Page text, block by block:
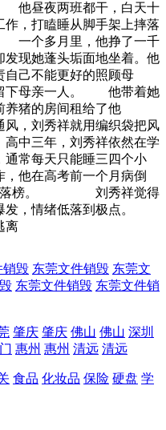
他昼夜两班都干，白天十
，打瞌睡从脚手架上摔落
一个多月里，他挣了一千
现她蓬头垢面地坐着。他
自己不能更好的照顾母
下母亲一人。 他带着她
养猪的房间租给了他
，刘秀祥就用编织袋把风
中三年，刘秀祥依然在学
通常每天只能睡三四个小
他在高考前一个月病倒
幸落榜。 刘秀祥觉得
发，情绪低落到极点。
离
销毁 东莞文件销毁 东莞文
东莞文件销毁 东莞文件销
肇庆 肇庆 佛山 佛山 深圳
惠州 惠州 清远 清远
食品 化妆品 保险 硬盘 学